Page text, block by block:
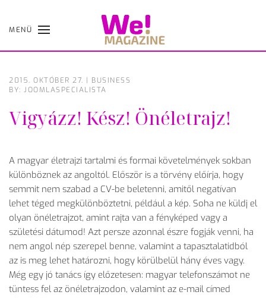
Skip
MENÜ
2015. OKTÓBER 27. | BUSINESS
BY: JOOMLASPECIALISTA
Vigyázz! Kész! Önéletrajz!
A magyar életrajzi tartalmi és formai követelmények sokban
különböznek az angoltól. Először is a törvény előírja, hogy
semmit nem szabad a CV-be beletenni, amitől negatívan
lehet téged megkülönböztetni, például a kép. Soha ne küldj el
olyan önéletrajzot, amint rajta van a fényképed vagy a
születési dátumod! Azt persze azonnal észre fogják venni, ha
nem angol nép szerepel benne, valamint a tapasztalatidból
az is meg lehet határozni, hogy körülbelül hány éves vagy.
Még egy jó tanács így előzetesen: magyar telefonszámot ne
tüntess fel az önéletrajzodon, valamint az e-mail címed